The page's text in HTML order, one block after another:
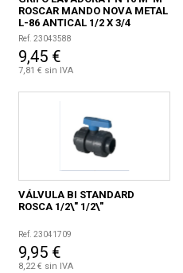
ROSCAR MANDO NOVA METAL
L-86 ANTICAL 1/2 X 3/4
Ref. 23043588
9,45 €
7,81 € sin IVA
VÁLVULA BI STANDARD
ROSCA 1/2\" 1/2\"
Ref. 23041709
9,95 €
8,22 € sin IVA